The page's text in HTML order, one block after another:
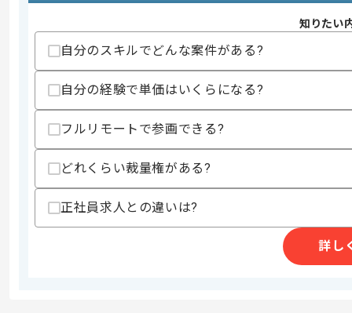
求めるスキル
・Linuxの経験
歓迎スキル
・Javaの開発経験
スキルに不安がある方へ
上記に似た経験やスキルをお持ちであれば申
150時間〜200時間
知りたい
自分のスキルでどんな案件がある?
自分の経験で単価はいくらになる?
フルリモートで参画できる?
どれくらい裁量権がある?
正社員求人との違いは?
詳し